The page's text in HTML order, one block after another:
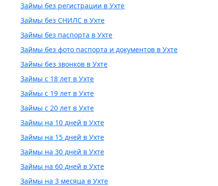
Займы без регистрации в Ухте
Займы без СНИЛС в Ухте
Займы без паспорта в Ухте
Займы без фото паспорта и документов в Ухте
Займы без звонков в Ухте
Займы с 18 лет в Ухте
Займы с 19 лет в Ухте
Займы с 20 лет в Ухте
Займы на 10 дней в Ухте
Займы на 15 дней в Ухте
Займы на 30 дней в Ухте
Займы на 60 дней в Ухте
Займы на 3 месяца в Ухте